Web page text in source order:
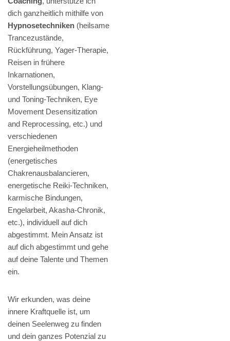
dich ganzheitlich mithilfe von
Hypnosetechniken (heilsame
Trancezustände,
Rückführung, Yager-Therapie,
Reisen in frühere
Inkarnationen,
Vorstellungsübungen, Klang-
und Toning-Techniken, Eye
Movement Desensitization
and Reprocessing, etc.) und
verschiedenen
Energieheilmethoden
(energetisches
Chakrenausbalancieren,
energetische Reiki-Techniken,
karmische Bindungen,
Engelarbeit, Akasha-Chronik,
etc.), individuell auf dich
abgestimmt. Mein Ansatz ist
auf dich abgestimmt und gehe
auf deine Talente und Themen
ein.
Wir erkunden, was deine
innere Kraftquelle ist, um
deinen Seelenweg zu finden
und dein ganzes Potenzial zu